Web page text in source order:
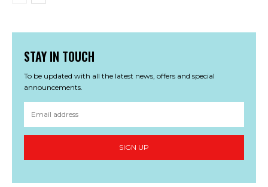
STAY IN TOUCH
To be updated with all the latest news, offers and special
announcements.
SIGN UP